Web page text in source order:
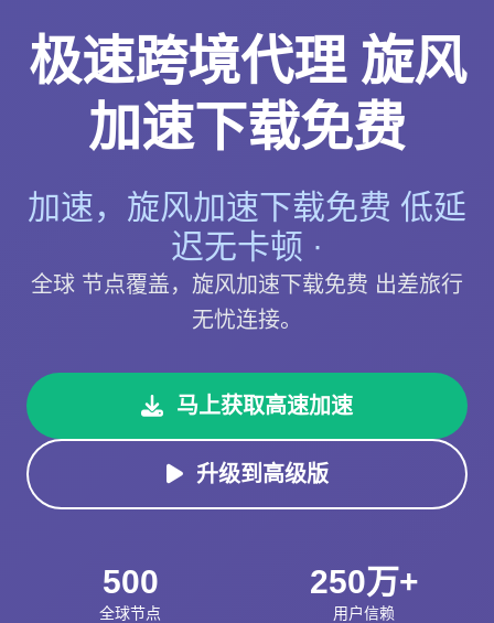
极速跨境代理 旋风
加速下载免费
加速，旋风加速下载免费 低延
迟无卡顿 ·
全球 节点覆盖，旋风加速下载免费 出差旅行
无忧连接。
马上获取高速加速
升级到高级版
500
全球节点
250万+
用户信赖